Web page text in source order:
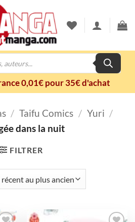
0,01€ pour 35€ d'achat
/ Taifu Comics / Yuri /
dans la nuit
FILTRER